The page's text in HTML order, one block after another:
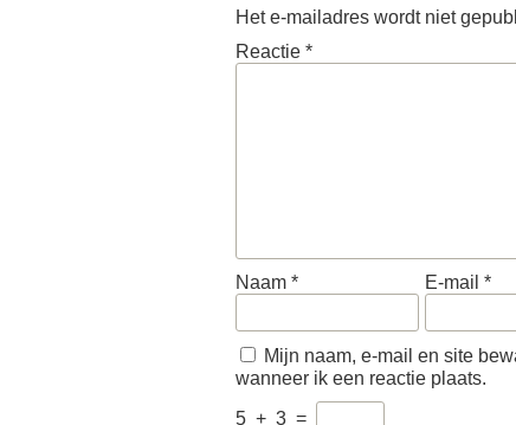
Het e-mailadres wordt niet
Reactie *
Naam * E-mail *
Mijn naam, e-mail en site
wanneer ik een reactie plaats.
5 + 3 =